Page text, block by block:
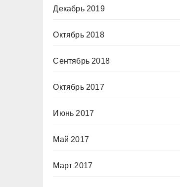
Декабрь 2019
Октябрь 2018
Сентябрь 2018
Октябрь 2017
Июнь 2017
Май 2017
Март 2017